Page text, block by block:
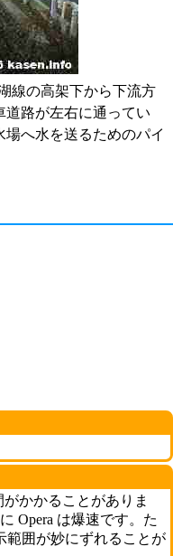
線の高架下から下流方
道路が左右に通ってい
へ水を送るためのパイ
かかることがありま
Opera は爆速です。た
範囲が妙にずれることが